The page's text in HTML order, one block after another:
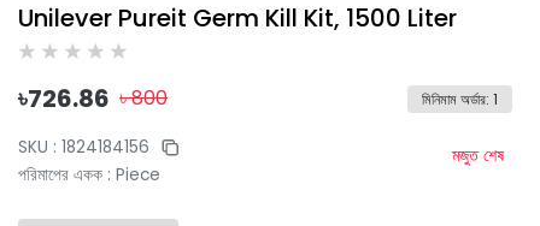
Unilever Pureit Germ Kill Kit, 1500 Liter
৳726.86 ৳800 মিনিমাম অর্ডার: 1
SKU : 1824184156
পরিমাপের একক : Piece
মজুত শেষ